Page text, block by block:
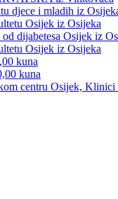
djece i mladih iz
Osijek iz Osijeka
dijabetesa Osijek iz
Osijek iz Osijeka
kuna
kuna
centru Osijek, Klinici